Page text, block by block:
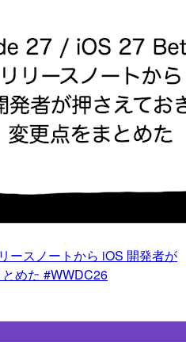
ースノートから iOS 開発者が
めた #WWDC26